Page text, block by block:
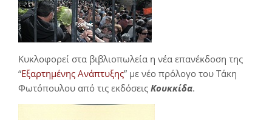
Κυκλοφορεί στα βιβλιοπωλεία η νέα επανέκδοση της
“Εξαρτημένης Ανάπτυξης” με νέο πρόλογο του Τάκη
Φωτόπουλου από τις εκδόσεις Κουκκίδα.